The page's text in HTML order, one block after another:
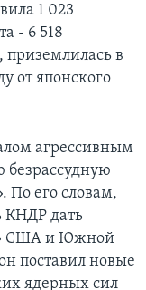
1 023
- 6 518
приземлилась в
от японского
агрессивным
По его словам,
КНДР дать
США и Южной
поставил новые
ядерных сил